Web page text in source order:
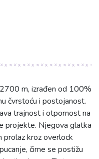
m, izrađen od 100%
čvrstoću i postojanost.
trajnost i otpornost na
projekte. Njegova glatka
kroz overlock
čime se postižu